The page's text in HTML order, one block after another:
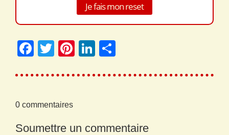
Je fais mon reset
Facebook
Twitter
Pinterest
LinkedIn
0 commentaires
Soumettre un commentaire